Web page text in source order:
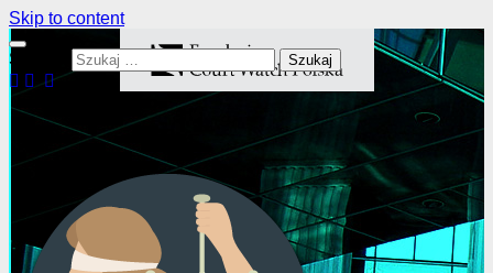
Skip to content
Szukaj: